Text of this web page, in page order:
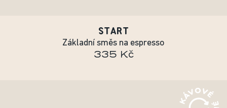
START
Základní směs na espresso
335 Kč